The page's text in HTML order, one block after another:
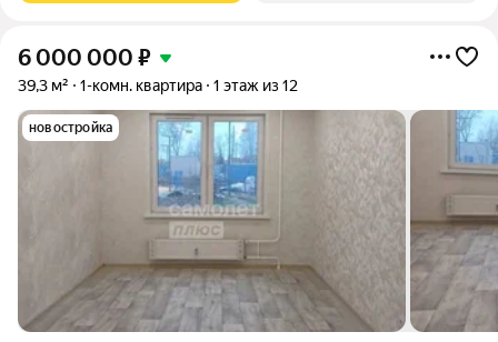
6 000 000 ₽
39,3 м² 1-комн. квартира 1 этаж из 12
новостройка